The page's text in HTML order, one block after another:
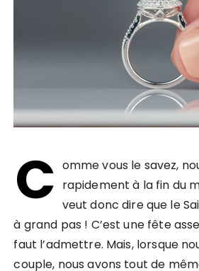
C omme vous le savez,
rapidement à la fin du
veut donc dire que le
à grand pas ! C’est une fête
faut l’admettre. Mais, lorsque
couple, nous avons tout de